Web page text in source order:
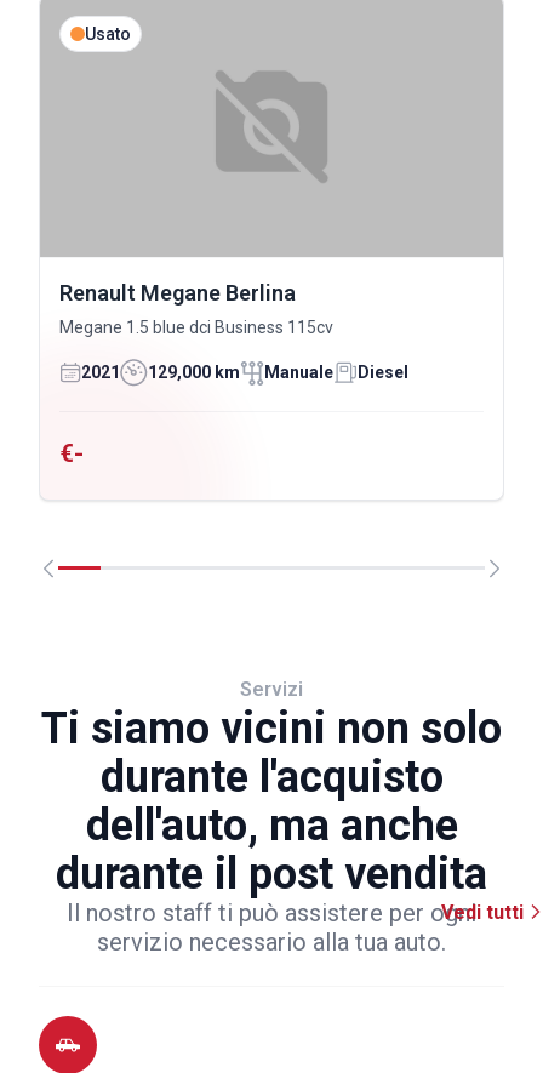
Usato
Renault Megane Berlina
Megane 1.5 blue dci Business 115cv
2021 129,000 km Manuale Diesel
€-
Servizi
Ti siamo vicini non solo
durante l'acquisto
dell'auto, ma anche
durante il post vendita
Il nostro staff ti può assistere per ogni
servizio necessario alla tua auto.
Vedi tutti